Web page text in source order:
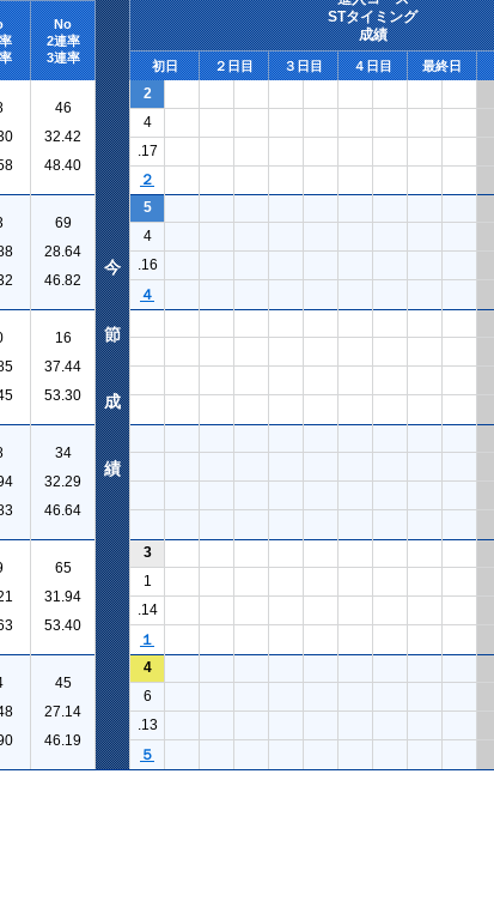
STタイミング
成績
No
2連率
3連率
初日 ２日目 ３日目 ４日目 最終日
46
32.42
48.40
2
4
.17
２
69
28.64
46.82
5
4
.16
４
16
37.44
53.30
34
32.29
46.64
65
31.94
53.40
3
1
.14
１
45
27.14
46.19
4
6
.13
５
今
節
成
績